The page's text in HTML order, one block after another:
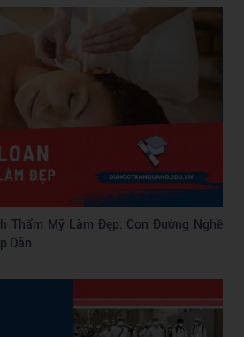
Thẩm Mỹ Làm Đẹp: Con Đường Nghề
Dẫn